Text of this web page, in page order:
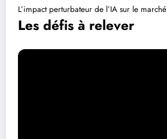
L’impact perturbateur de l’IA sur le
Les défis à relever